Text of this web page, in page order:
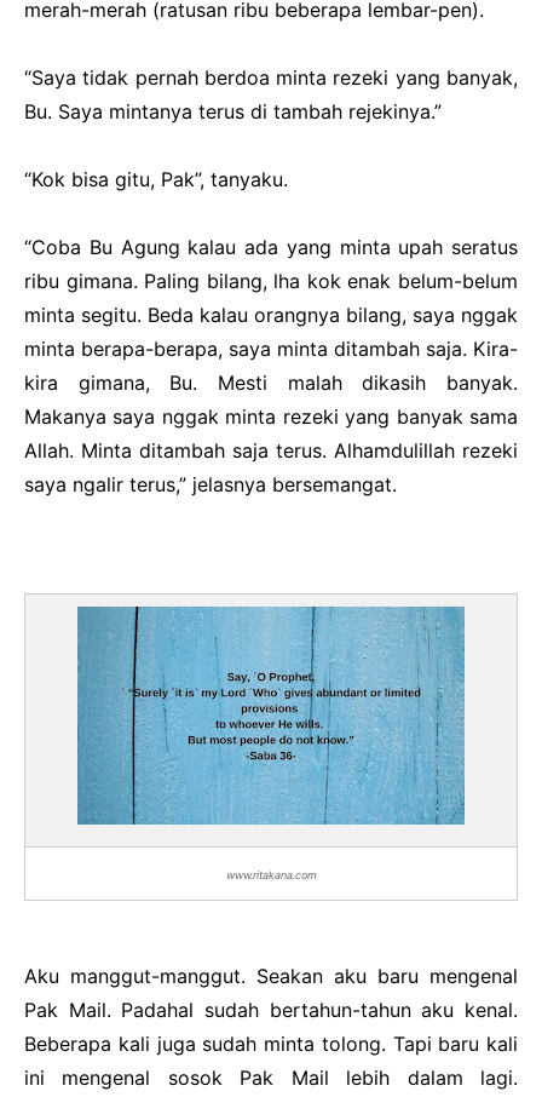
merah-merah (ratusan ribu beberapa lembar-pen).
“Saya tidak pernah berdoa minta rezeki yang banyak,
Bu. Saya mintanya terus di tambah rejekinya.”
“Kok bisa gitu, Pak”, tanyaku.
“Coba Bu Agung kalau ada yang minta upah seratus
ribu gimana. Paling bilang, lha kok enak belum-belum
minta segitu. Beda kalau orangnya bilang, saya nggak
minta berapa-berapa, saya minta ditambah saja. Kira-
kira gimana, Bu. Mesti malah dikasih banyak.
Makanya saya nggak minta rezeki yang banyak sama
Allah. Minta ditambah saja terus. Alhamdulillah rezeki
saya ngalir terus,” jelasnya bersemangat.
www.ritakana.com
Aku manggut-manggut. Seakan aku baru mengenal
Pak Mail. Padahal sudah bertahun-tahun aku kenal.
Beberapa kali juga sudah minta tolong. Tapi baru kali
ini mengenal sosok Pak Mail lebih dalam lagi.